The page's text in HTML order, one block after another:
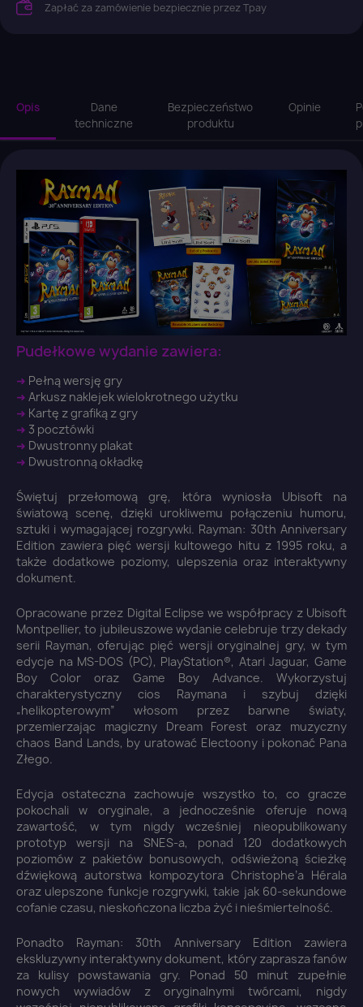
Zapłać za zamówienie bezpiecznie przez Tpay
Opis
Dane
techniczne
Bezpieczeństwo
produktu
Opinie
Pudełkowe wydanie zawiera:
➜ Pełną wersję gry
➜ Arkusz naklejek wielokrotnego użytku
➜ Kartę z grafiką z gry
➜ 3 pocztówki
➜ Dwustronny plakat
➜ Dwustronną okładkę
Świętuj przełomową grę, która wyniosła Ubisoft na
światową scenę, dzięki urokliwemu połączeniu humoru,
sztuki i wymagającej rozgrywki. Rayman: 30th Anniversary
Edition zawiera pięć wersji kultowego hitu z 1995 roku, a
także dodatkowe poziomy, ulepszenia oraz interaktywny
dokument.
Opracowane przez Digital Eclipse we współpracy z Ubisoft
Montpellier, to jubileuszowe wydanie celebruje trzy dekady
serii Rayman, oferując pięć wersji oryginalnej gry, w tym
edycje na MS-DOS (PC), PlayStation®, Atari Jaguar, Game
Boy Color oraz Game Boy Advance. Wykorzystuj
charakterystyczny cios Raymana i szybuj dzięki
„helikopterowym” włosom przez barwne światy,
przemierzając magiczny Dream Forest oraz muzyczny
chaos Band Lands, by uratować Electoony i pokonać Pana
Złego.
Edycja ostateczna zachowuje wszystko to, co gracze
pokochali w oryginale, a jednocześnie oferuje nową
zawartość, w tym nigdy wcześniej nieopublikowany
prototyp wersji na SNES-a, ponad 120 dodatkowych
poziomów z pakietów bonusowych, odświeżoną ścieżkę
dźwiękową autorstwa kompozytora Christophe’a Hérala
oraz ulepszone funkcje rozgrywki, takie jak 60-sekundowe
cofanie czasu, nieskończona liczba żyć i nieśmiertelność.
Ponadto Rayman: 30th Anniversary Edition zawiera
ekskluzywny interaktywny dokument, który zaprasza fanów
za kulisy powstawania gry. Ponad 50 minut zupełnie
nowych wywiadów z oryginalnymi twórcami, nigdy